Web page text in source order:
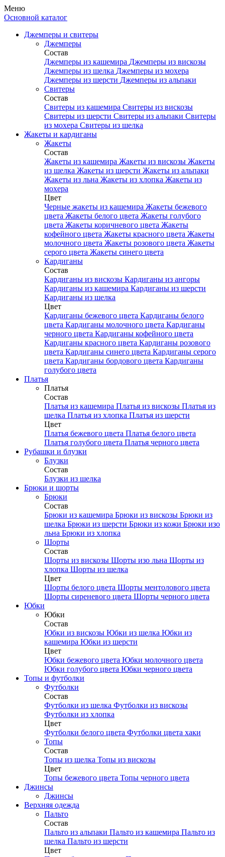
Меню
Основной каталог
Джемперы и свитеры
Джемперы
Состав
Джемперы из кашемира Джемперы из вискозы
Джемперы из шелка Джемперы из мохера
Джемперы из шерсти Джемперы из альпаки
Свитеры
Состав
Свитеры из кашемира Свитеры из вискозы
Свитеры из шерсти Свитеры из альпаки Свитеры
из мохера Свитеры из шелка
Жакеты и кардиганы
Жакеты
Состав
Жакеты из кашемира Жакеты из вискозы Жакеты
из шелка Жакеты из шерсти Жакеты из альпаки
Жакеты из льна Жакеты из хлопка Жакеты из
мохера
Цвет
Черные жакеты из кашемира Жакеты бежевого
цвета Жакеты белого цвета Жакеты голубого
цвета Жакеты коричневого цвета Жакеты
кофейного цвета Жакеты красного цвета Жакеты
молочного цвета Жакеты розового цвета Жакеты
серого цвета Жакеты синего цвета
Кардиганы
Состав
Кардиганы из вискозы Кардиганы из ангоры
Кардиганы из кашемира Кардиганы из шерсти
Кардиганы из шелка
Цвет
Кардиганы бежевого цвета Кардиганы белого
цвета Кардиганы молочного цвета Кардиганы
черного цвета Кардиганы кофейного цвета
Кардиганы красного цвета Кардиганы розового
цвета Кардиганы синего цвета Кардиганы серого
цвета Кардиганы бордового цвета Кардиганы
голубого цвета
Платья
Платья
Состав
Платья из кашемира Платья из вискозы Платья из
шелка Платья из хлопка Платья из шерсти
Цвет
Платья бежевого цвета Платья белого цвета
Платья голубого цвета Платья черного цвета
Рубашки и блузки
Блузки
Состав
Блузки из шелка
Брюки и шорты
Брюки
Состав
Брюки из кашемира Брюки из вискозы Брюки из
шелка Брюки из шерсти Брюки из кожи Брюки изо
льна Брюки из хлопка
Шорты
Состав
Шорты из вискозы Шорты изо льна Шорты из
хлопка Шорты из шелка
Цвет
Шорты белого цвета Шорты ментолового цвета
Шорты сиреневого цвета Шорты черного цвета
Юбки
Юбки
Состав
Юбки из вискозы Юбки из шелка Юбки из
кашемира Юбки из шерсти
Цвет
Юбки бежевого цвета Юбки молочного цвета
Юбки голубого цвета Юбки черного цвета
Топы и футболки
Футболки
Состав
Футболки из шелка Футболки из вискозы
Футболки из хлопка
Цвет
Футболки белого цвета Футболки цвета хаки
Топы
Состав
Топы из шелка Топы из вискозы
Цвет
Топы бежевого цвета Топы черного цвета
Джинсы
Джинсы
Верхняя одежда
Пальто
Состав
Пальто из альпаки Пальто из кашемира Пальто из
шелка Пальто из шерсти
Цвет